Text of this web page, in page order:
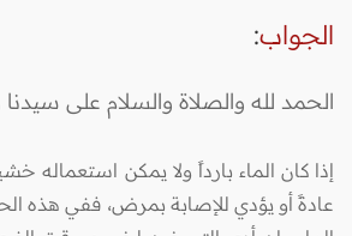
الجواب:
الحمد لله والصلاة والسلام على
إذا كان الماء بارداً ولا يمكن استعماله
عادةً أو يؤدي للإصابة بمرض، ففي هذه